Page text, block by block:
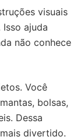
visuais
ajuda
não conhece
Você
bolsas,
Dessa
divertido.